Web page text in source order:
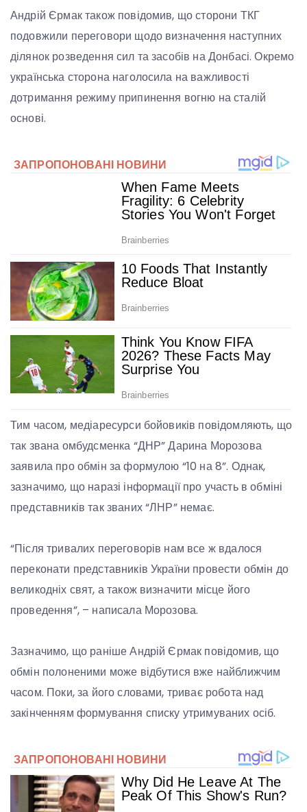
Андрій Єрмак також повідомив, що сторони ТКГ
подовжили переговори щодо визначення наступних
ділянок розведення сил та засобів на Донбасі. Окремо
українська сторона наголосила на важливості
дотримання режиму припинення вогню на сталій
основі.
Тим часом, медіаресурси бойовиків повідомляють, що
так звана омбудсменка “ДНР” Дарина Морозова
заявила про обмін за формулою “10 на 8”. Однак,
зазначимо, що наразі інформації про участь в обміні
представників так званих “ЛНР” немає.
“Після тривалих переговорів нам все ж вдалося
переконати представників України провести обмін до
великодніх свят, а також визначити місце його
проведення”, – написала Морозова.
Зазначимо, що раніше Андрій Єрмак повідомив, що
обмін полоненими може відбутися вже найближчим
часом. Поки, за його словами, триває робота над
закінченням формування списку утримуваних осіб.